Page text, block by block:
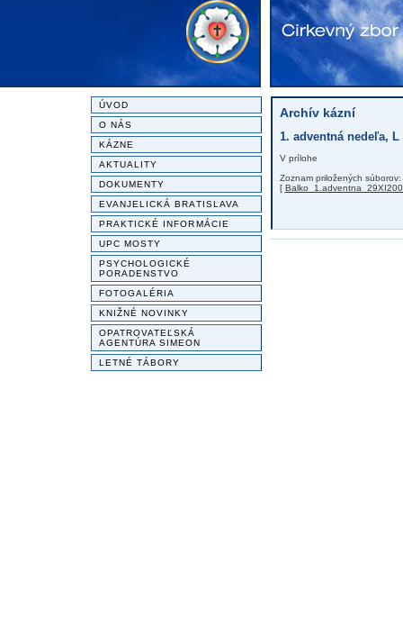
ÚVOD
O NÁS
KÁZNE
AKTUALITY
DOKUMENTY
EVANJELICKÁ BRATISLAVA
PRAKTICKÉ INFORMÁCIE
UPC MOSTY
PSYCHOLOGICKÉ
PORADENSTVO
FOTOGALÉRIA
KNIŽNÉ NOVINKY
OPATROVATEĽSKÁ
AGENTÚRA SIMEON
LETNÉ TÁBORY
Archív kázní
1. adventná nedeľa, L
V prílohe
Zoznam priložených súborov:
[